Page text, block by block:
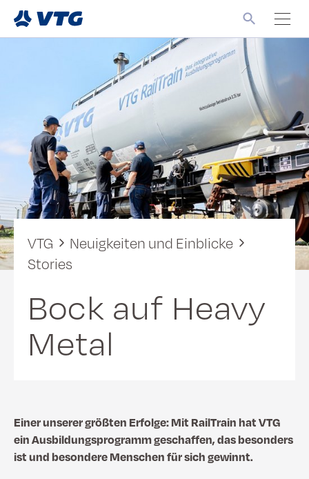
VTG
Neuigkeiten und Einblicke
Stories
Bock auf Heavy
Metal
Einer unserer größten Erfolge: Mit RailTrain hat VTG
ein Ausbildungsprogramm geschaffen, das besonders
ist und besondere Menschen für sich gewinnt.